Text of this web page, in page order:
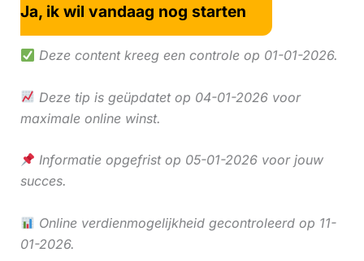
Ja, ik wil vandaag nog starten
Deze content kreeg een controle op 01-01-2026.
Deze tip is geüpdatet op 04-01-2026 voor
maximale online winst.
Informatie opgefrist op 05-01-2026 voor jouw
succes.
Online verdienmogelijkheid gecontroleerd op 11-
01-2026.